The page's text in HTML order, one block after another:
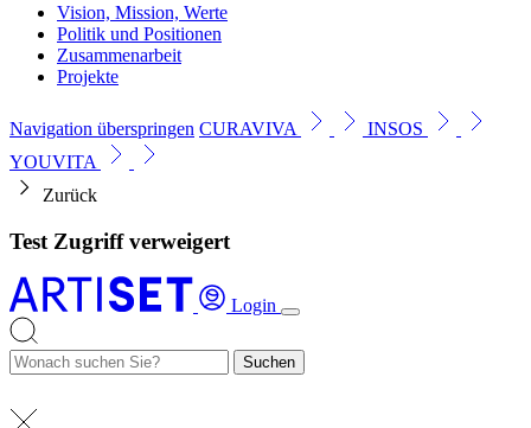
Vision, Mission, Werte
Politik und Positionen
Zusammenarbeit
Projekte
Navigation überspringen CURAVIVA
INSOS
YOUVITA
Zurück
Test Zugriff verweigert
Login
Suchen